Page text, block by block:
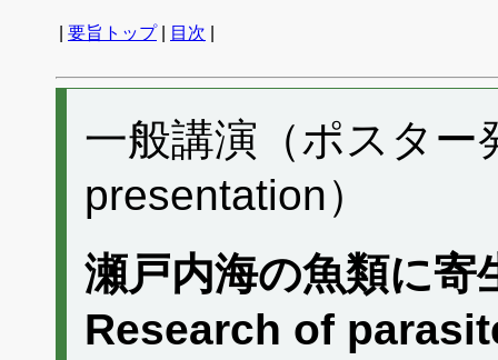
要旨トップ| 目次
一般講演（ポスタ
presentation）
瀬戸内海の魚類に寄
Research of